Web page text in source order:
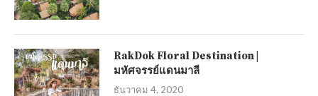
RakDok Floral Destination |
มหัศจรรย์แดนมาลี
ธันวาคม 4, 2020